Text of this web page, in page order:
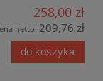
258,00 zł
netto: 209,76 zł
do koszyka